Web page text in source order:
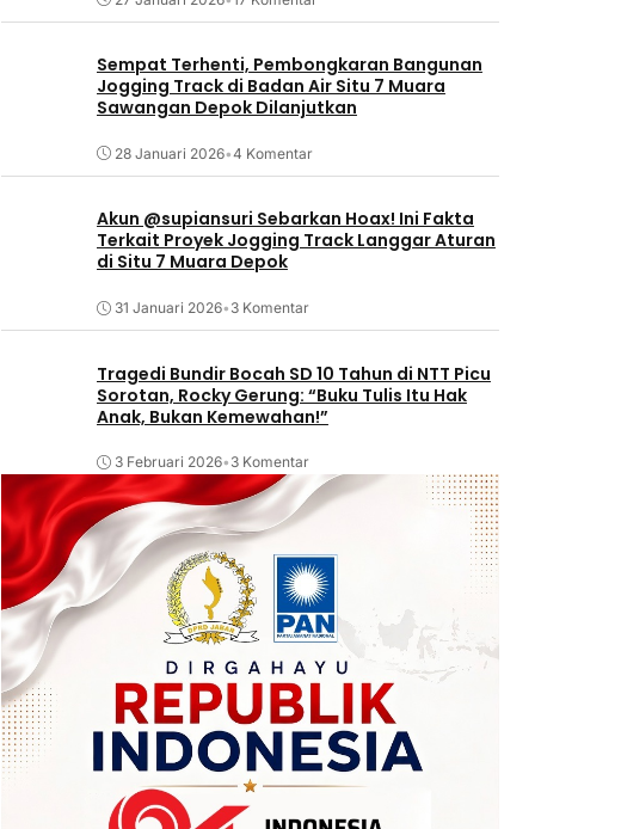
Sempat Terhenti, Pembongkaran Bangunan
Jogging Track di Badan Air Situ 7 Muara
Sawangan Depok Dilanjutkan
28 Januari 2026•4 Komentar
Akun @supiansuri Sebarkan Hoax! Ini Fakta
Terkait Proyek Jogging Track Langgar Aturan
di Situ 7 Muara Depok
31 Januari 2026• 3 Komentar
Tragedi Bundir Bocah SD 10 Tahun di NTT Picu
Sorotan, Rocky Gerung: “Buku Tulis Itu Hak
Anak, Bukan Kemewahan!”
3 Februari 2026• 3 Komentar